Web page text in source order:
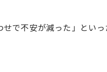
で不安が減った」とい